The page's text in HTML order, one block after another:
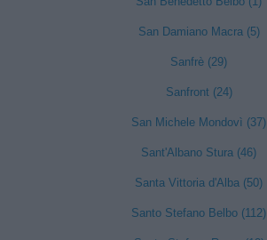
San Damiano Macra (5)
Sanfrè (29)
Sanfront (24)
San Michele Mondovì (37)
Sant'Albano Stura (46)
Santa Vittoria d'Alba (50)
Santo Stefano Belbo (112)